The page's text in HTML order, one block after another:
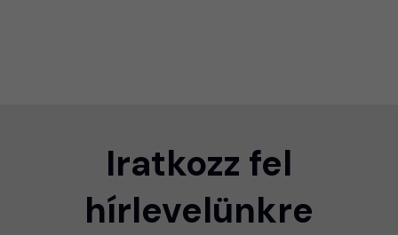
Iratkozz fel
hírlevelünkre